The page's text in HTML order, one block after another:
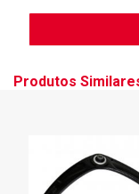
Produtos